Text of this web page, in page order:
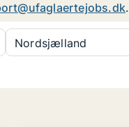
.
Nordsjælland